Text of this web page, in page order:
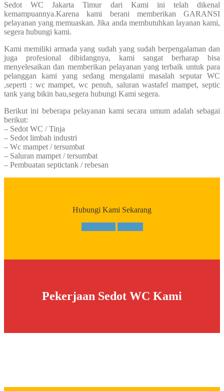
Sedot WC Jakarta Timur dari Kami ini telah dikenal
kemampuannya.Karena kami berani memberikan GARANSI
pelayanan yang memuaskan. Jika anda membutuhkan layanan kami,
segera hubungi kami.
Kami memiliki armada yang sudah yang sudah berpengalaman dan
juga profesional dibidangnya, kami sangat berharap bisa
menyelesaikan dan memberikan pelayanan yang terbaik untuk para
pelanggan kami yang sedang mengalami masalah seputar WC
,seperti : wc mampet, wc penuh, saluran wastafel mampet, septic
tank yang bikin bau,segera hubungi Kami segera.
Berikut ini beberapa pelayanan kami secara umum adalah sebagai
berikut:
– Sedot WC / Tinja
– Sedot limbah industri
– Wc mampet / tersumbat
– Saluran mampet / tersumbat
– Pembuatan septictank / rebesan
Hubungi Kami Sekarang
Pekerjaan Sedot WC Kami